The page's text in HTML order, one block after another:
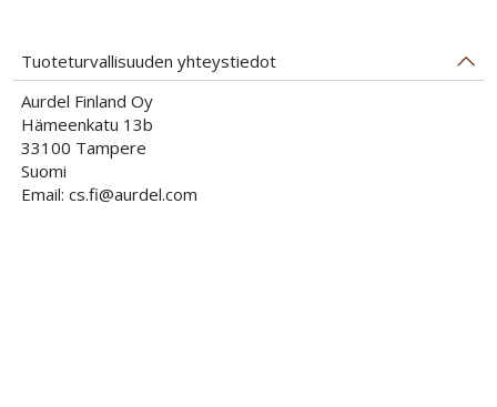
Tuoteturvallisuuden yhteystiedot
Aurdel Finland Oy
Hämeenkatu 13b
33100 Tampere
Suomi
Email: cs.fi@aurdel.com